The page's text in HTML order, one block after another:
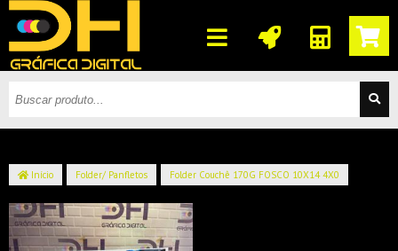
Início Folder/ Panfletos Folder Couchê 170G FOSCO 10X14 4X0